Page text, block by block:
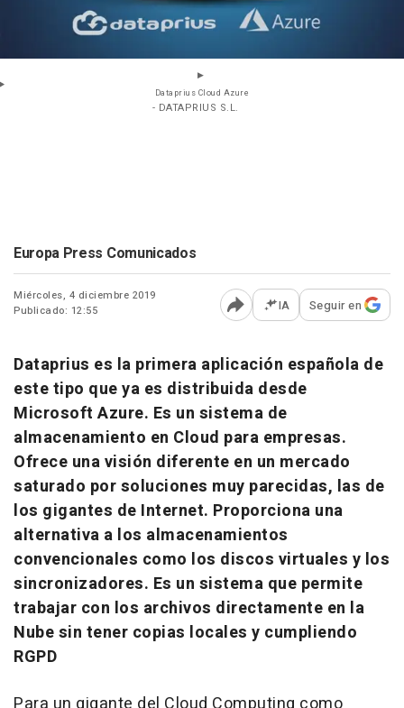
Dataprius Cloud Azure
- DATAPRIUS S.L.
Europa Press Comunicados
Miércoles, 4 diciembre 2019
Publicado: 12:55
Abrir opciones para
IA Seguir en
Dataprius es la primera aplicación española de
este tipo que ya es distribuida desde
Microsoft Azure. Es un sistema de
almacenamiento en Cloud para empresas.
Ofrece una visión diferente en un mercado
saturado por soluciones muy parecidas, las de
los gigantes de Internet. Proporciona una
alternativa a los almacenamientos
convencionales como los discos virtuales y los
sincronizadores. Es un sistema que permite
trabajar con los archivos directamente en la
Nube sin tener copias locales y cumpliendo
RGPD